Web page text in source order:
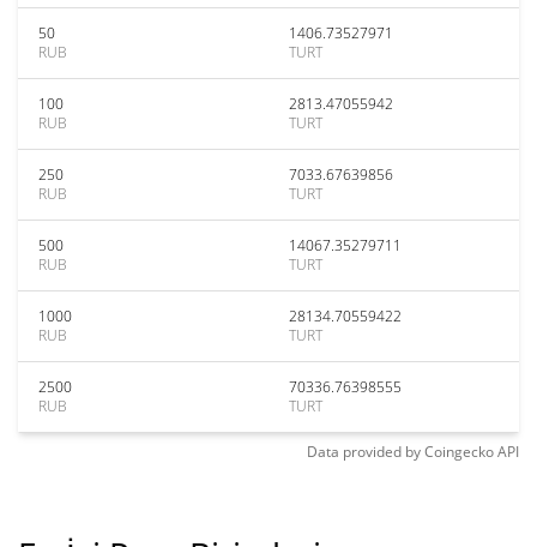
50
RUB
1406.73527971
TURT
100
RUB
2813.47055942
TURT
250
RUB
7033.67639856
TURT
500
RUB
14067.35279711
TURT
1000
RUB
28134.70559422
TURT
2500
RUB
70336.76398555
TURT
Data provided byCoingeckoAPI